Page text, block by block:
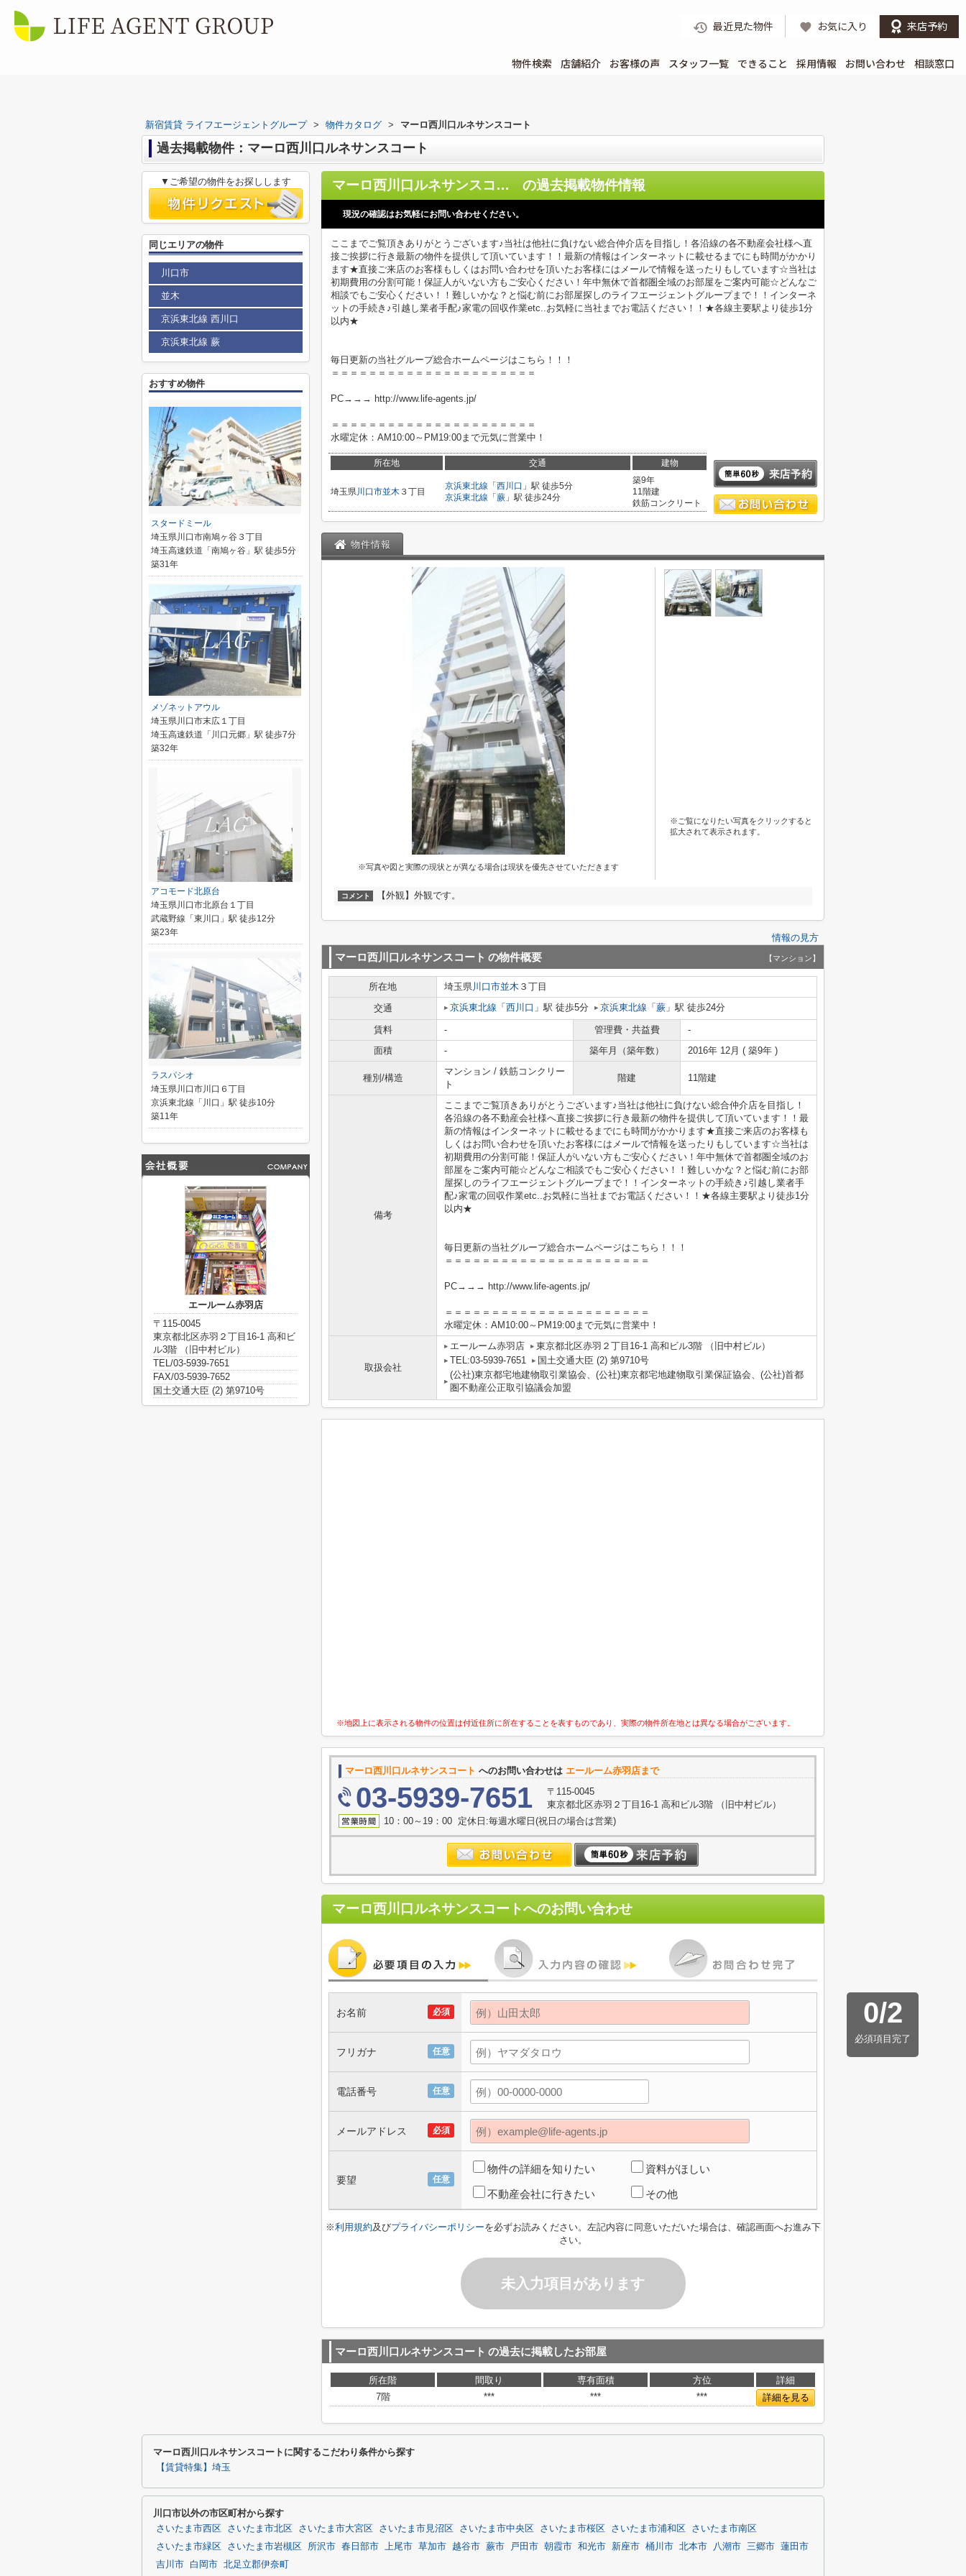
最近見た物件 お気に入り 来店予約
物件検索 店舗紹介 お客様の声 スタッフ一覧 できること 採用情報 お問い合わせ 相談窓口
新宿賃貸 ライフエージェントグループ > 物件カタログ > マーロ西川口ルネサンスコート
過去掲載物件：マーロ西川口ルネサンスコート
マーロ西川口ルネサンスコート の過去掲載物件情報
現況の確認はお気軽にお問い合わせください。
ここまでご覧頂きありがとうございます♪当社は他社に負けない総合仲介店を目指し！各沿線の各不動産会社様へ直
接ご挨拶に行き最新の物件を提供して頂いています！！最新の情報はインターネットに載せるまでにも時間がかかり
ます★直接ご来店のお客様もしくはお問い合わせを頂いたお客様にはメールで情報を送ったりもしています☆当社は
初期費用の分割可能！保証人がいない方もご安心ください！年中無休で首都圏全域のお部屋をご案内可能☆どんなご
相談でもご安心ください！！難しいかな？と悩む前にお部屋探しのライフエージェントグループまで！！インターネ
ットの手続き♪引越し業者手配♪家電の回収作業etc..お気軽に当社までお電話ください！！★各線主要駅より徒歩1分
以内★
毎日更新の当社グループ総合ホームページはこちら！！！
＝＝＝＝＝＝＝＝＝＝＝＝＝＝＝＝＝＝＝＝＝＝
PC→→→ http://www.life-agents.jp/
＝＝＝＝＝＝＝＝＝＝＝＝＝＝＝＝＝＝＝＝＝＝
水曜定休：AM10:00～PM19:00まで元気に営業中！
所在地 交通 建物
埼玉県川口市並木 ３丁目
京浜東北線 「 西川口 」駅 徒歩5分
京浜東北線 「 蕨 」駅 徒歩24分
築9年
11階建
鉄筋コンクリート
物件情報
※写真や図と実際の現状とが異なる場合は現状を優先させていただきます
※ご覧になりたい写真をクリックすると
拡大されて表示されます。
コメント 【外観】外観です。
情報の見方
マーロ西川口ルネサンスコート の物件概要 【マンション】
所在地 埼玉県川口市並木 ３丁目
交通
京浜東北線 「 西川口 」駅 徒歩5分 京浜東北線 「 蕨 」駅 徒歩24分
賃料 - 管理費・共益費
-
面積
- 築年月（築年数） 2016年 12月 ( 築9年 )
種別/構造
マンション / 鉄筋コンクリー
ト
階建 11階建
備考
ここまでご覧頂きありがとうございます♪当社は他社に負けない総合仲介店を目指し！
各沿線の各不動産会社様へ直接ご挨拶に行き最新の物件を提供して頂いています！！最
新の情報はインターネットに載せるまでにも時間がかかります★直接ご来店のお客様も
しくはお問い合わせを頂いたお客様にはメールで情報を送ったりもしています☆当社は
初期費用の分割可能！保証人がいない方もご安心ください！年中無休で首都圏全域のお
部屋をご案内可能☆どんなご相談でもご安心ください！！難しいかな？と悩む前にお部
屋探しのライフエージェントグループまで！！インターネットの手続き♪引越し業者手
配♪家電の回収作業etc..お気軽に当社までお電話ください！！★各線主要駅より徒歩1分
以内★
毎日更新の当社グループ総合ホームページはこちら！！！
＝＝＝＝＝＝＝＝＝＝＝＝＝＝＝＝＝＝＝＝＝＝
PC→→→ http://www.life-agents.jp/
＝＝＝＝＝＝＝＝＝＝＝＝＝＝＝＝＝＝＝＝＝＝
水曜定休：AM10:00～PM19:00まで元気に営業中！
取扱会社
エールーム赤羽店
東京都北区赤羽２丁目16-1 高和ビル3階 （旧中村ビル）
TEL:03-5939-7651
国土交通大臣 (2) 第9710号
(公社)東京都宅地建物取引業協会、(公社)東京都宅地建物取引業保証協会、(公社)首都
圏不動産公正取引協議会加盟
※地図上に表示される物件の位置は付近住所に所在することを表すものであり、実際の物件所在地とは異なる場合がございます。
マーロ西川口ルネサンスコート へのお問い合わせは エールーム赤羽店まで
03-5939-7651
〒115-0045
東京都北区赤羽２丁目16-1 高和ビル3階 （旧中村ビル）
10：00～19：00 定休日:毎週水曜日(祝日の場合は営業)
マーロ西川口ルネサンスコートへのお問い合わせ
0/2
必須項目完了
必須
お名前
任意
フリガナ
任意
電話番号
必須
メールアドレス
任意
要望
物件の詳細を知りたい 資料がほしい
不動産会社に行きたい その他
※利用規約及びプライバシーポリシーを必ずお読みください。左記内容に同意いただいた場合は、確認画面へお進み下
さい。
未入力項目があります
マーロ西川口ルネサンスコート の過去に掲載したお部屋
所在階 間取り 専有面積 方位
詳細
7階
*** *** *** 詳細を見る
▼ご希望の物件をお探しします
同じエリアの物件
川口市
並木
京浜東北線 西川口
京浜東北線 蕨
おすすめ物件
スタードミール
埼玉県川口市南鳩ヶ谷３丁目
埼玉高速鉄道「南鳩ヶ谷」駅 徒歩5分
築31年
メゾネットアウル
埼玉県川口市末広１丁目
埼玉高速鉄道「川口元郷」駅 徒歩7分
築32年
アコモード北原台
埼玉県川口市北原台１丁目
武蔵野線「東川口」駅 徒歩12分
築23年
ラスパシオ
埼玉県川口市川口６丁目
京浜東北線「川口」駅 徒歩10分
築11年
エールーム赤羽店
〒115-0045
東京都北区赤羽２丁目16-1 高和ビ
ル3階 （旧中村ビル）
TEL/03-5939-7651
FAX/03-5939-7652
国土交通大臣 (2) 第9710号
マーロ西川口ルネサンスコートに関するこだわり条件から探す
【賃貸特集】埼玉
川口市以外の市区町村から探す
さいたま市西区 さいたま市北区 さいたま市大宮区 さいたま市見沼区 さいたま市中央区 さいたま市桜区 さいたま市浦和区
さいたま市南区
さいたま市緑区
さいたま市岩槻区 所沢市 春日部市 上尾市 草加市 越谷市 蕨市 戸田市 朝霞市 和光市 新座市 桶川市 北本市 八潮市 三郷市 蓮田市
吉川市
白岡市 北足立郡伊奈町